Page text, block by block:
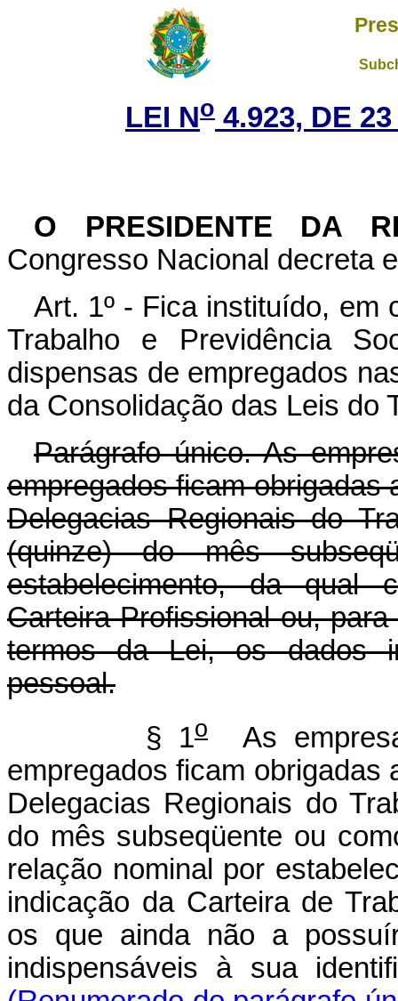
LEI No 4.923, DE
O
PRESIDENTE DA
Congresso Nacional decreta
Art. 1º - Fica instituído, em
Trabalho e Previdência
dispensas de empregados
da Consolidação das Leis do
Parágrafo único. As
empregados ficam obrigadas
Delegacias Regionais do
(quinze) do mês
estabelecimento, da qual
Carteira Profissional ou,
termos da Lei, os dados
pessoal.
§ 1oAs
empregados ficam
Delegacias Regionais do
do mês subseqüente ou
relação nominal por
indicação da Carteira de
os que ainda não a
indispensáveis à